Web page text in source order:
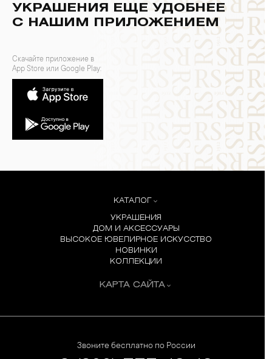
УКРАШЕНИЯ ЕЩЕ УДОБНЕЕ
С НАШИМ ПРИЛОЖЕНИЕМ
Скачайте приложение в
App Store или Google Play:
КАТАЛОГ
УКРАШЕНИЯ
ДОМ И АКСЕССУАРЫ
ВЫСОКОЕ ЮВЕЛИРНОЕ ИСКУССТВО
НОВИНКИ
КОЛЛЕКЦИИ
КАРТА САЙТА
Звоните бесплатно по России